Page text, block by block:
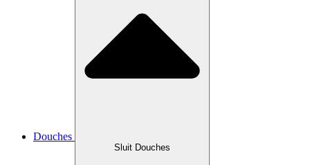
Douches
Sluit Douches